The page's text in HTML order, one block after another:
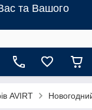
та Вашого
AVIRT